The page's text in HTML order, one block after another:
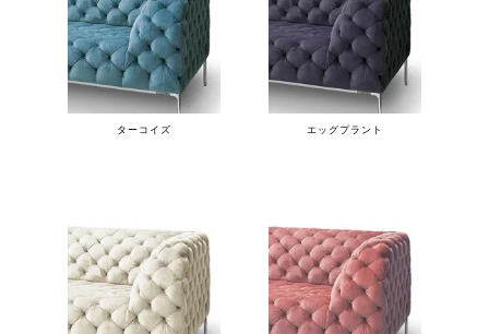
ターコイズ エッグプラント